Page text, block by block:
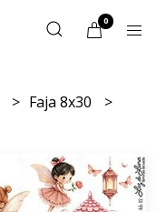
0
Faja 8x30